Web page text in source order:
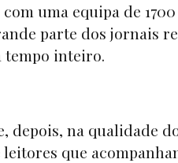
uma equipa de
parte dos jornais
tempo inteiro.
depois, na qualidade
que